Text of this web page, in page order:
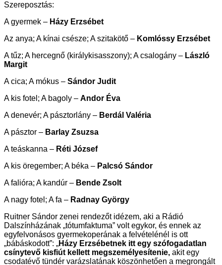
Szereposztás:
A gyermek – Házy Erzsébet
Az anya; A kínai csésze; A szitakötő – Komlóssy Erzsébet
A tűz; A hercegnő (királykisasszony); A csalogány – László
Margit
A cica; A mókus – Sándor Judit
A kis fotel; A bagoly – Andor Éva
A denevér; A pásztorlány – Berdál Valéria
A pásztor – Barlay Zsuzsa
A teáskanna – Réti József
A kis öregember; A béka – Palcsó Sándor
A falióra; A kandúr – Bende Zsolt
A nagy fotel; A fa – Radnay György
Ruitner Sándor zenei rendezőt idézem, aki a Rádió
Dalszínházának „tótumfaktuma” volt egykor, és ennek az
egyfelvonásos gyermekoperának a felvételénél is ott
„bábáskodott”: „Házy Erzsébetnek itt egy szófogadatlan
csínytevő kisfiút kellett megszemélyesítenie, akit egy
csodatévő tündér varázslatának köszönhetően a megrongált